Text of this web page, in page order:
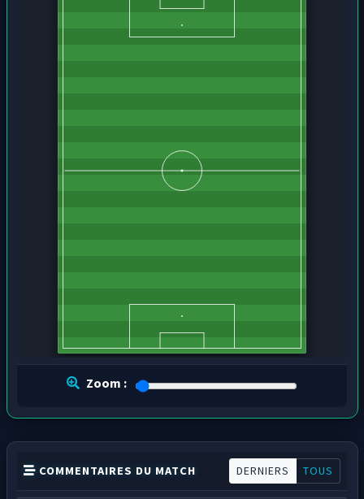
Zoom :
COMMENTAIRES DU MATCH DERNIERS TOUS